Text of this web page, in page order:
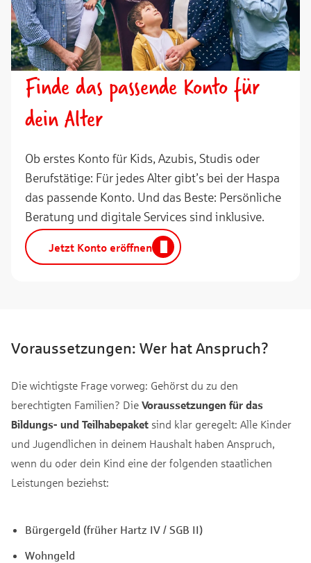
Finde das passende Konto für
dein Alter
Ob erstes Konto für Kids, Azubis, Studis oder
Berufstätige: Für jedes Alter gibt’s bei der Haspa
das passende Konto. Und das Beste: Persönliche
Beratung und digitale Services sind inklusive.
Jetzt Konto eröffnen
Voraussetzungen: Wer hat Anspruch?
Die wichtigste Frage vorweg: Gehörst du zu den
berechtigten Familien? Die Voraussetzungen für das
Bildungs- und Teilhabepaket sind klar geregelt: Alle Kinder
und Jugendlichen in deinem Haushalt haben Anspruch,
wenn du oder dein Kind eine der folgenden staatlichen
Leistungen beziehst:
Bürgergeld (früher Hartz IV / SGB II)
Wohngeld